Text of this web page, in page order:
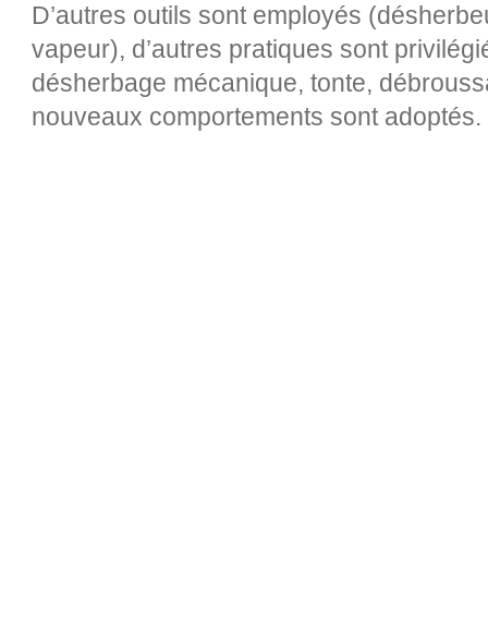
D’autres outils sont employés
vapeur), d’autres pratiques sont
désherbage mécanique, tonte,
nouveaux comportements sont adoptés.